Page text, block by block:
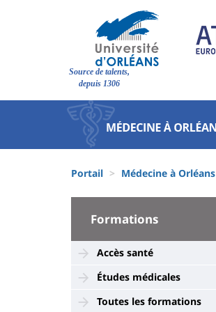
Site
Source de talents,
depuis 1306
Université
Block
liste
des
composantes
d'Ariane
Portail Médecine à Orléans
University
Sidebar
Formations
Accès santé
Études médicales
Toutes les formations